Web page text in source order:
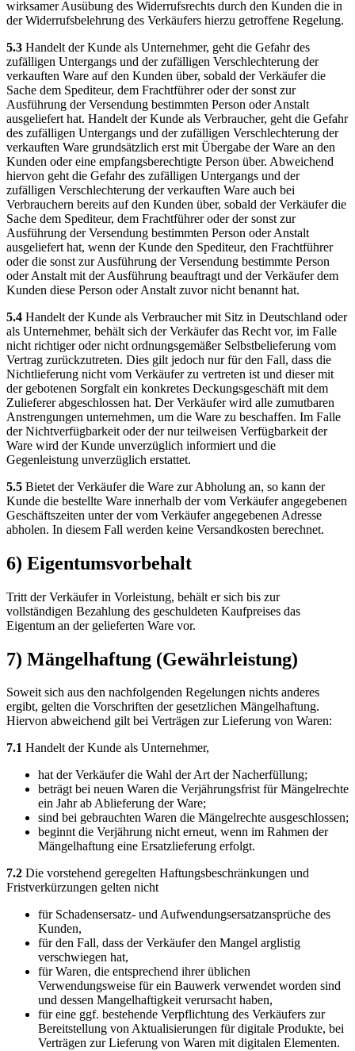
wirksamer Ausübung des Widerrufsrechts durch den Kunden die in
der Widerrufsbelehrung des Verkäufers hierzu getroffene Regelung.
5.3 Handelt der Kunde als Unternehmer, geht die Gefahr des
zufälligen Untergangs und der zufälligen Verschlechterung der
verkauften Ware auf den Kunden über, sobald der Verkäufer die
Sache dem Spediteur, dem Frachtführer oder der sonst zur
Ausführung der Versendung bestimmten Person oder Anstalt
ausgeliefert hat. Handelt der Kunde als Verbraucher, geht die Gefahr
des zufälligen Untergangs und der zufälligen Verschlechterung der
verkauften Ware grundsätzlich erst mit Übergabe der Ware an den
Kunden oder eine empfangsberechtigte Person über. Abweichend
hiervon geht die Gefahr des zufälligen Untergangs und der
zufälligen Verschlechterung der verkauften Ware auch bei
Verbrauchern bereits auf den Kunden über, sobald der Verkäufer die
Sache dem Spediteur, dem Frachtführer oder der sonst zur
Ausführung der Versendung bestimmten Person oder Anstalt
ausgeliefert hat, wenn der Kunde den Spediteur, den Frachtführer
oder die sonst zur Ausführung der Versendung bestimmte Person
oder Anstalt mit der Ausführung beauftragt und der Verkäufer dem
Kunden diese Person oder Anstalt zuvor nicht benannt hat.
5.4 Handelt der Kunde als Verbraucher mit Sitz in Deutschland oder
als Unternehmer, behält sich der Verkäufer das Recht vor, im Falle
nicht richtiger oder nicht ordnungsgemäßer Selbstbelieferung vom
Vertrag zurückzutreten. Dies gilt jedoch nur für den Fall, dass die
Nichtlieferung nicht vom Verkäufer zu vertreten ist und dieser mit
der gebotenen Sorgfalt ein konkretes Deckungsgeschäft mit dem
Zulieferer abgeschlossen hat. Der Verkäufer wird alle zumutbaren
Anstrengungen unternehmen, um die Ware zu beschaffen. Im Falle
der Nichtverfügbarkeit oder der nur teilweisen Verfügbarkeit der
Ware wird der Kunde unverzüglich informiert und die
Gegenleistung unverzüglich erstattet.
5.5 Bietet der Verkäufer die Ware zur Abholung an, so kann der
Kunde die bestellte Ware innerhalb der vom Verkäufer angegebenen
Geschäftszeiten unter der vom Verkäufer angegebenen Adresse
abholen. In diesem Fall werden keine Versandkosten berechnet.
6) Eigentumsvorbehalt
Tritt der Verkäufer in Vorleistung, behält er sich bis zur
vollständigen Bezahlung des geschuldeten Kaufpreises das
Eigentum an der gelieferten Ware vor.
7) Mängelhaftung (Gewährleistung)
Soweit sich aus den nachfolgenden Regelungen nichts anderes
ergibt, gelten die Vorschriften der gesetzlichen Mängelhaftung.
Hiervon abweichend gilt bei Verträgen zur Lieferung von Waren:
7.1 Handelt der Kunde als Unternehmer,
hat der Verkäufer die Wahl der Art der Nacherfüllung;
beträgt bei neuen Waren die Verjährungsfrist für Mängelrechte
ein Jahr ab Ablieferung der Ware;
sind bei gebrauchten Waren die Mängelrechte ausgeschlossen;
beginnt die Verjährung nicht erneut, wenn im Rahmen der
Mängelhaftung eine Ersatzlieferung erfolgt.
7.2 Die vorstehend geregelten Haftungsbeschränkungen und
Fristverkürzungen gelten nicht
für Schadensersatz- und Aufwendungsersatzansprüche des
Kunden,
für den Fall, dass der Verkäufer den Mangel arglistig
verschwiegen hat,
für Waren, die entsprechend ihrer üblichen
Verwendungsweise für ein Bauwerk verwendet worden sind
und dessen Mangelhaftigkeit verursacht haben,
für eine ggf. bestehende Verpflichtung des Verkäufers zur
Bereitstellung von Aktualisierungen für digitale Produkte, bei
Verträgen zur Lieferung von Waren mit digitalen Elementen.